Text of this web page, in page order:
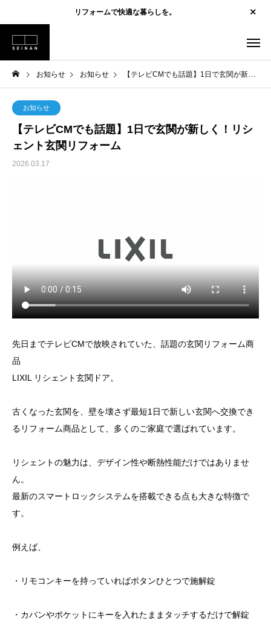
リフォームで快適な暮らしを。
お知らせ お知らせ 【テレビCMでも話題】1日で玄関が新しく！リシェント玄関リフォーム
お知らせ
【テレビCMでも話題】1日で玄関が新しく！リシ
ェント玄関リフォーム
2026.03.17
先日までテレビCMで放映されていた、話題の玄関リフォーム商
品
LIXIL リシェント玄関ドア。
古くなった玄関を、壁を壊さず最短1日で新しい玄関へ交換でき
るリフォーム商品として、多くのご家庭で選ばれています。
リシェントの魅力は、デザイン性や断熱性能だけではありませ
ん。
最新のスマートロックシステムを搭載できる点も大きな特徴で
す。
例えば、
・リモコンキーを持っていればボタンひとつで施解錠
・カバンやポケットにキーを入れたままタッチするだけで解錠